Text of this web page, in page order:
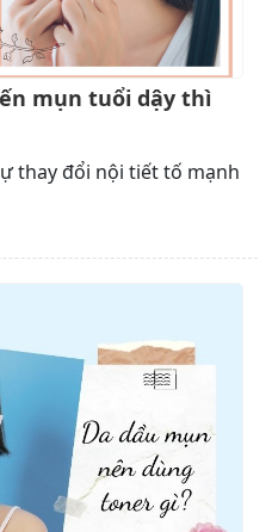
mụn tuổi dậy thì
thay đổi nội tiết tố mạnh